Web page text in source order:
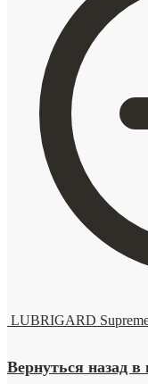
LUBRIGARD
Вернуться назад в